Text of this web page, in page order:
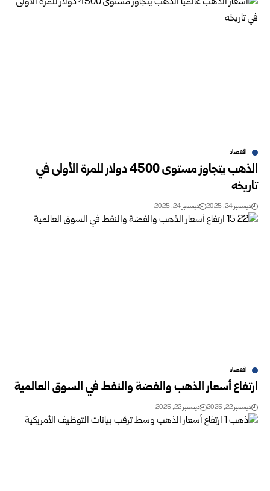
اقتصاد
الذهب يتجاوز مستوى 4500 دولار للمرة الأولى في
تاريخه
ديسمبر 24, 2025 ديسمبر 24, 2025
اقتصاد
ارتفاع أسعار الذهب والفضة والنفط في السوق العالمية
ديسمبر 22, 2025 ديسمبر 22, 2025